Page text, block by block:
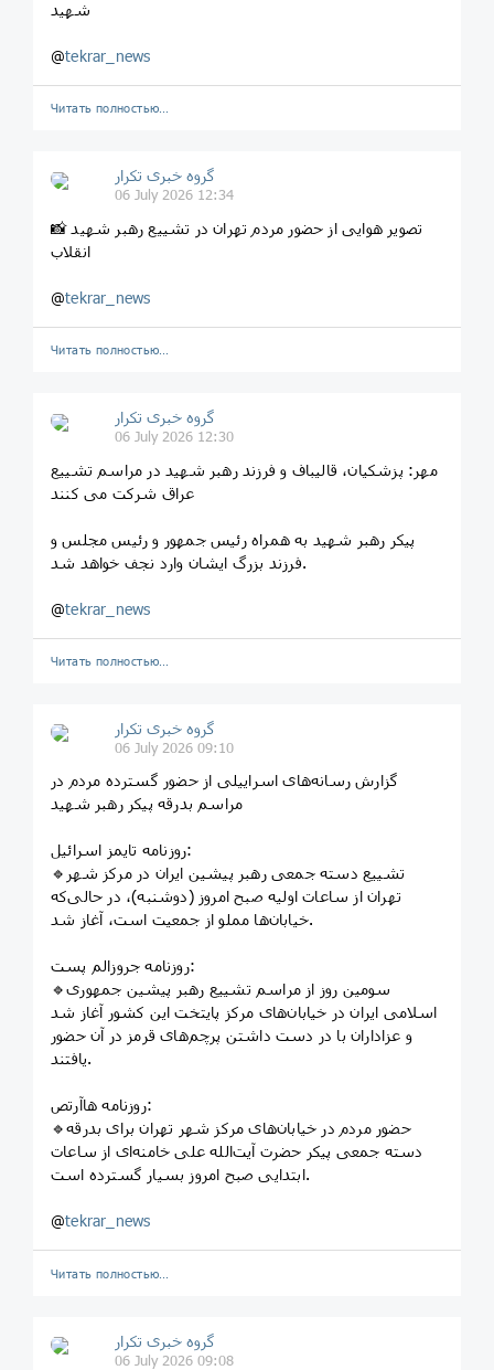
شهید
@tekrar_news
Читать полностью…
گروه خبری تکرار
06 July 2026 12:34
📸 تصویر هوایی از حضور مردم تهران در تشییع رهبر شهید
انقلاب
@tekrar_news
Читать полностью…
گروه خبری تکرار
06 July 2026 12:30
مهر: پزشکیان، قالیباف و فرزند رهبر شهید در مراسم تشییع
عراق شرکت می کنند
پیکر رهبر شهید به همراه رئیس جمهور و رئیس مجلس و
فرزند بزرگ ایشان وارد نجف خواهد شد.
@tekrar_news
Читать полностью…
گروه خبری تکرار
06 July 2026 09:10
گزارش رسانه‌های اسراییلی از حضور گسترده مردم در
مراسم بدرقه پیکر رهبر شهید
روزنامه تایمز اسرائیل:
🔹تشییع دسته جمعی رهبر پیشین ایران در مرکز شهر
تهران از ساعات اولیه صبح امروز (دوشنبه)، در حالی‌که
خیابان‌ها مملو از جمعیت است، آغاز شد.
روزنامه جروزالم پست:
🔹سومین روز از مراسم تشییع رهبر پیشین جمهوری
اسلامی ایران در خیابان‌های مرکز پایتخت این کشور آغاز شد
و عزاداران با در دست داشتن پرچم‌های قرمز در آن حضور
یافتند.
روزنامه هاآرتص:
🔹حضور مردم در خیابان‌های مرکز شهر تهران برای بدرقه
دسته جمعی پیکر حضرت آیت‌الله علی خامنه‌ای از ساعات
ابتدایی صبح امروز بسیار گسترده است.
@tekrar_news
Читать полностью…
گروه خبری تکرار
06 July 2026 09:08